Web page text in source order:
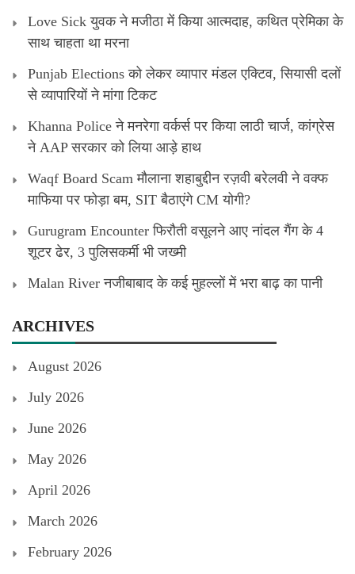
Love Sick युवक ने मजीठा में किया आत्मदाह, कथित प्रेमिका के
साथ चाहता था मरना
Punjab Elections को लेकर व्यापार मंडल एक्टिव, सियासी दलों
से व्यापारियों ने मांगा टिकट
Khanna Police ने मनरेगा वर्कर्स पर किया लाठी चार्ज, कांग्रेस
ने AAP सरकार को लिया आड़े हाथ
Waqf Board Scam मौलाना शहाबुद्दीन रज़वी बरेलवी ने वक्फ
माफिया पर फोड़ा बम, SIT बैठाएंगे CM योगी?
Gurugram Encounter फिरौती वसूलने आए नांदल गैंग के 4
शूटर ढेर, 3 पुलिसकर्मी भी जख्मी
Malan River नजीबाबाद के कई मुहल्लों में भरा बाढ़ का पानी
ARCHIVES
August 2026
July 2026
June 2026
May 2026
April 2026
March 2026
February 2026